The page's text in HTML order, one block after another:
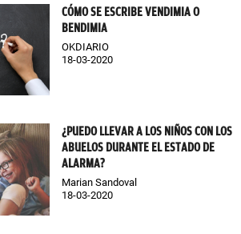
CÓMO SE ESCRIBE VENDIMIA O
BENDIMIA
OKDIARIO
18-03-2020
¿PUEDO LLEVAR A LOS NIÑOS CON LOS
ABUELOS DURANTE EL ESTADO DE
ALARMA?
Marian Sandoval
18-03-2020